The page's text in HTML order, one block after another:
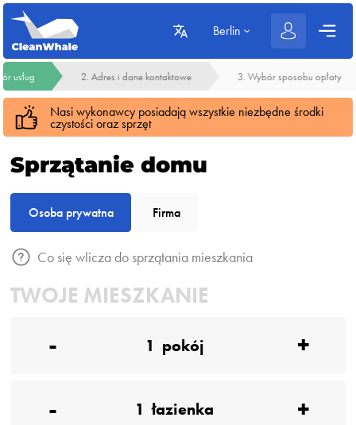
Berlin
usług 2. Adres i dane kontaktowe 3. Wybór sposobu opłaty
Nasi wykonawcy posiadają wszystkie niezbędne środki
czystości oraz sprzęt
Sprzątanie domu
Osoba prywatna Firma
Co się wlicza do sprzątania mieszkania
TWOJE MIESZKANIE
- 1 pokój +
- 1 łazienka +